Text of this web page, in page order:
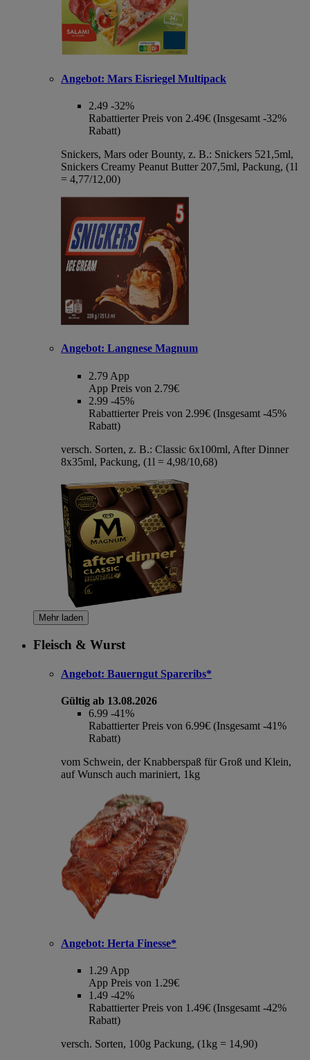
Angebot: Mars Eisriegel Multipack
2.49 -32%
Rabattierter Preis von 2.49€ (Insgesamt -32%
Rabatt)
Snickers, Mars oder Bounty, z. B.: Snickers 521,5ml,
Snickers Creamy Peanut Butter 207,5ml, Packung, (1l
= 4,77/12,00)
Angebot: Langnese Magnum
2.79 App
App Preis von 2.79€
2.99 -45%
Rabattierter Preis von 2.99€ (Insgesamt -45%
Rabatt)
versch. Sorten, z. B.: Classic 6x100ml, After Dinner
8x35ml, Packung, (1l = 4,98/10,68)
Mehr laden
Fleisch & Wurst
Angebot: Bauerngut Spareribs*
Gültig ab 13.08.2026
6.99 -41%
Rabattierter Preis von 6.99€ (Insgesamt -41%
Rabatt)
vom Schwein, der Knabberspaß für Groß und Klein,
auf Wunsch auch mariniert, 1kg
Angebot: Herta Finesse*
1.29 App
App Preis von 1.29€
1.49 -42%
Rabattierter Preis von 1.49€ (Insgesamt -42%
Rabatt)
versch. Sorten, 100g Packung, (1kg = 14,90)